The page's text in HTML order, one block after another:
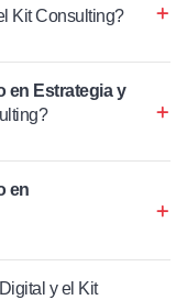
Kit Consulting?
en Estrategia y
en
y el Kit